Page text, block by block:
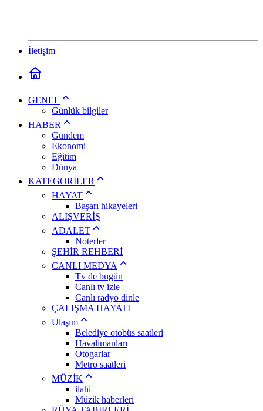
İletişim
GENEL
Günlük bilgiler
HABER
Gündem
Ekonomi
Eğitim
Dünya
KATEGORİLER
HAYAT
Başarı hikayeleri
ALIŞVERİŞ
ADALET
Noterler
ŞEHİR REHBERİ
CANLI MEDYA
Tv de bugün
Canlı tv izle
Canlı radyo dinle
ÇALIŞMA HAYATI
Ulaşım
Belediye otobüs saatleri
Havalimanları
Otogarlar
Metro saatleri
MÜZİK
ilahi
Müzik haberleri